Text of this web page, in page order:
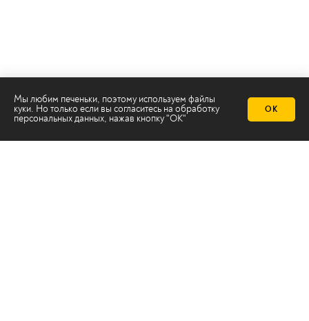
Мы любим печеньки, поэтому используем файлы
куки. Но только если вы согласитесь на обработку
персональных данных, нажав кнопку "ОК"
ОК